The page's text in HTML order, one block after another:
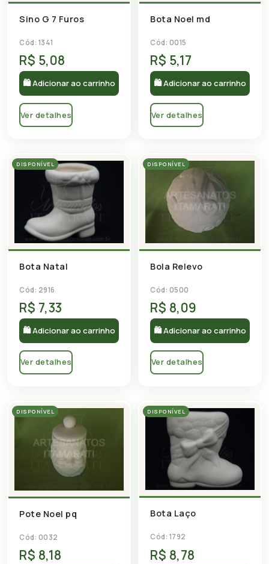
Sino G 7 Furos
Cód: 1341
R$ 5,08
🛍 Adicionar ao carrinho
Ver detalhes
Bota Noel md
Cód: 0015
R$ 5,17
🛍 Adicionar ao carrinho
Ver detalhes
DISPONÍVEL
Bota Natal
Cód: 2916
R$ 7,33
🛍 Adicionar ao carrinho
Ver detalhes
DISPONÍVEL
Bola Relevo
Cód: 0500
R$ 8,09
🛍 Adicionar ao carrinho
Ver detalhes
DISPONÍVEL
Pote Noel pq
Cód: 0032
R$ 8,18
DISPONÍVEL
Bota Laço
Cód: 1792
R$ 8,78